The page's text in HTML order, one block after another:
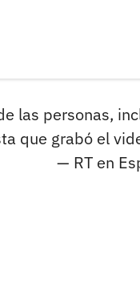
las personas,
que grabó el
— RT en